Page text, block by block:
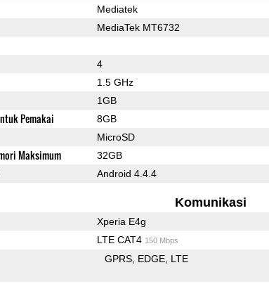
Mediatek
MediaTek MT6732
4
1.5 GHz
1GB
Pemakai 8GB
MicroSD
Maksimum 32GB
Android 4.4.4
Komunikasi
Xperia E4g
LTE CAT4 150 Mbps
GPRS EDGE LTE